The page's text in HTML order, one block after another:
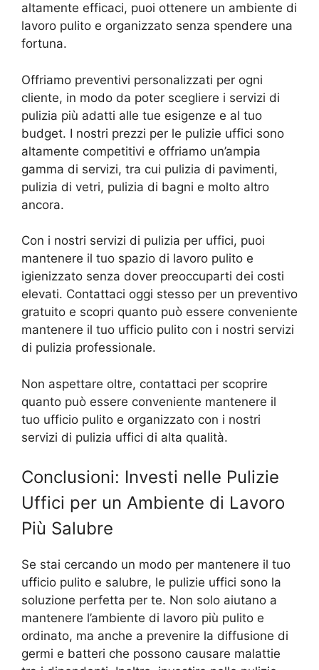
altamente efficaci, puoi ottenere un ambiente di
lavoro pulito e organizzato senza spendere una
fortuna.
Offriamo preventivi personalizzati per ogni
cliente, in modo da poter scegliere i servizi di
pulizia più adatti alle tue esigenze e al tuo
budget. I nostri prezzi per le pulizie uffici sono
altamente competitivi e offriamo un’ampia
gamma di servizi, tra cui pulizia di pavimenti,
pulizia di vetri, pulizia di bagni e molto altro
ancora.
Con i nostri servizi di pulizia per uffici, puoi
mantenere il tuo spazio di lavoro pulito e
igienizzato senza dover preoccuparti dei costi
elevati. Contattaci oggi stesso per un preventivo
gratuito e scopri quanto può essere conveniente
mantenere il tuo ufficio pulito con i nostri servizi
di pulizia professionale.
Non aspettare oltre, contattaci per scoprire
quanto può essere conveniente mantenere il
tuo ufficio pulito e organizzato con i nostri
servizi di pulizia uffici di alta qualità.
Conclusioni: Investi nelle Pulizie
Uffici per un Ambiente di Lavoro
Più Salubre
Se stai cercando un modo per mantenere il tuo
ufficio pulito e salubre, le pulizie uffici sono la
soluzione perfetta per te. Non solo aiutano a
mantenere l’ambiente di lavoro più pulito e
ordinato, ma anche a prevenire la diffusione di
germi e batteri che possono causare malattie